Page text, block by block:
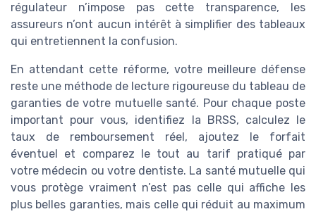
régulateur n’impose pas cette transparence, les
assureurs n’ont aucun intérêt à simplifier des tableaux
qui entretiennent la confusion.
En attendant cette réforme, votre meilleure défense
reste une méthode de lecture rigoureuse du tableau de
garanties de votre mutuelle santé. Pour chaque poste
important pour vous, identifiez la BRSS, calculez le
taux de remboursement réel, ajoutez le forfait
éventuel et comparez le tout au tarif pratiqué par
votre médecin ou votre dentiste. La santé mutuelle qui
vous protège vraiment n’est pas celle qui affiche les
plus belles garanties, mais celle qui réduit au maximum